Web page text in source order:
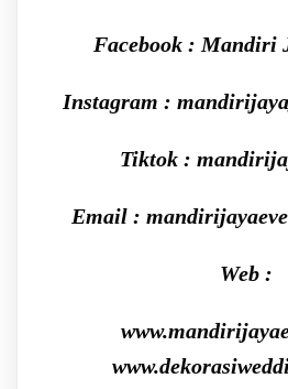
Facebook : Mandiri
Instagram :
Tiktok :
Email :
Web :